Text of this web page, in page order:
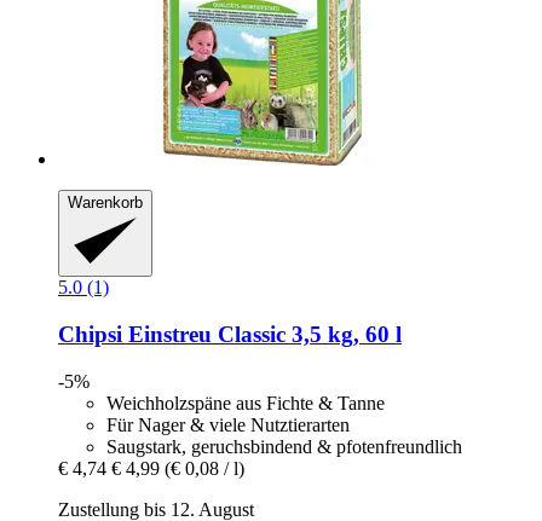
Warenkorb
5.0 (1)
Chipsi Einstreu Classic 3,5 kg, 60 l
-5%
Weichholzspäne aus Fichte & Tanne
Für Nager & viele Nutztierarten
Saugstark, geruchsbindend & pfotenfreundlich
€ 4,74 € 4,99 (€ 0,08 / l)
Zustellung bis 12. August